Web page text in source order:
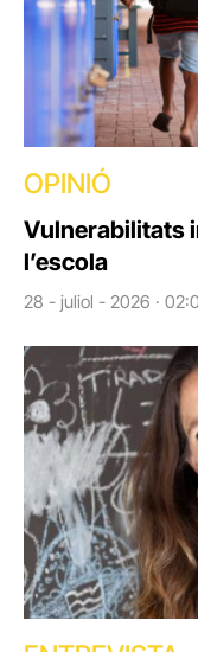
OPINIÓ
Vulnerabilitats
l’escola
28 - juliol - 2026 ·